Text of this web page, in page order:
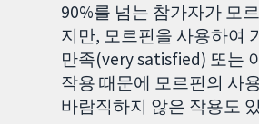
90%를 넘는 참가자가 모
지만, 모르핀을 사용하여
만족(very satisfied) 또는
작용 때문에 모르핀의 사
바람직하지 않은 작용도